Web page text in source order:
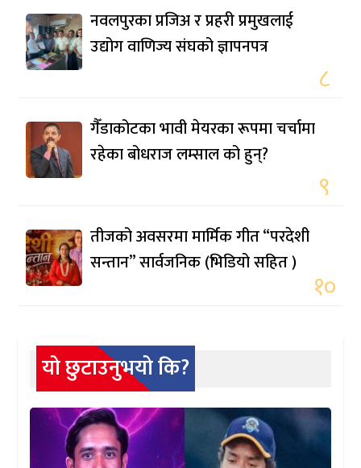
नवलपुरका प्रजिअ र प्रहरी प्रमुखलाई
उद्योग वाणिज्य संघको ज्ञापनपत्र
८
गैँडाकोटका भावी मेयरका रूपमा चर्चामा
रहेका बोधराज लम्साल को हुन्?
९
तीजको अवसरमा मार्मिक गीत “परदेशी
सन्तान” सार्वजनिक (भिडियो सहित )
१०
यो छुटाउनुभयो कि?